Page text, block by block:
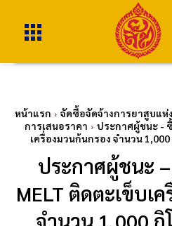
หน้าแรก จัดซื้อจัดจ้างการยาสูบแห่
การเสนอราคา
ประกาศผู้ชนะ -
เครื่องมวนก้นกรอง จำนวน
ประกาศผู้ชนะ
MELT ติดตะเข็บเ
จำนวน 1,000 กิ